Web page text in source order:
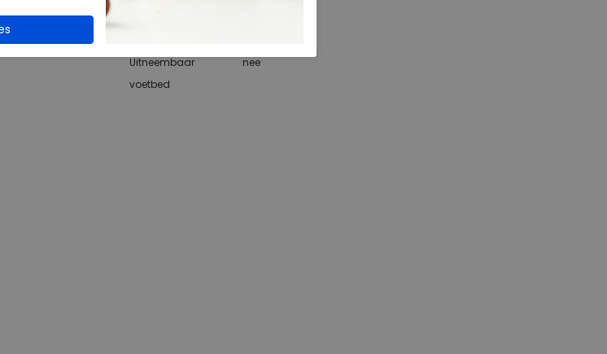
Uitneembaar
voetbed
nee